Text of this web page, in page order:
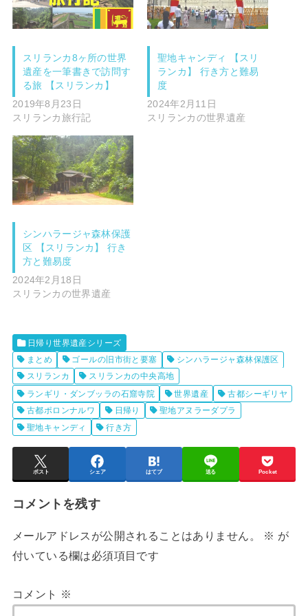
スリランカ8ヶ所の世界
遺産を一筆書きで訪問す
る旅 【スリランカ】
2019年8月23日
スリランカ旅行記
聖地キャンディ 【スリ
ランカ】 行き方と難易
度
2024年2月11日
スリランカの世界遺産
シンハラージャ森林保護
区 【スリランカ】 行き
方と難易度
2024年2月18日
スリランカの世界遺産
日帰り世界遺産シリーズ
まとめ
ゴールの旧市街と要塞
シンハラージャ森林保護区
スリランカ
スリランカの中央高地
ランギリ・ダンブッラの石窟寺院
世界遺産
古都シーギリヤ
古都ポロンナルワ
日帰り
聖地アヌラーダプラ
聖地キャンディ
行き方
ポスト シェア はてブ 送る Pocket
コメントを残す
メールアドレスが公開されることはありません。 ※ が
付いている欄は必須項目です
コメント ※